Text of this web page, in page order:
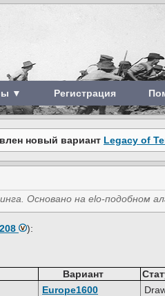
▼ Регистрация
новый вариант Legacy of
Основано на elo-подобном
):
Вариант
Europe1600